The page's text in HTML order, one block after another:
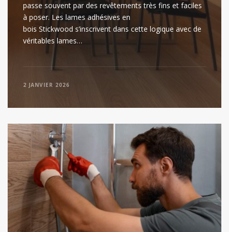
passe souvent par des revêtements très fins et faciles
à poser. Les lames adhésives en
bois Stickwood s’inscrivent dans cette logique avec de
véritables lames…
2 JANVIER 2026